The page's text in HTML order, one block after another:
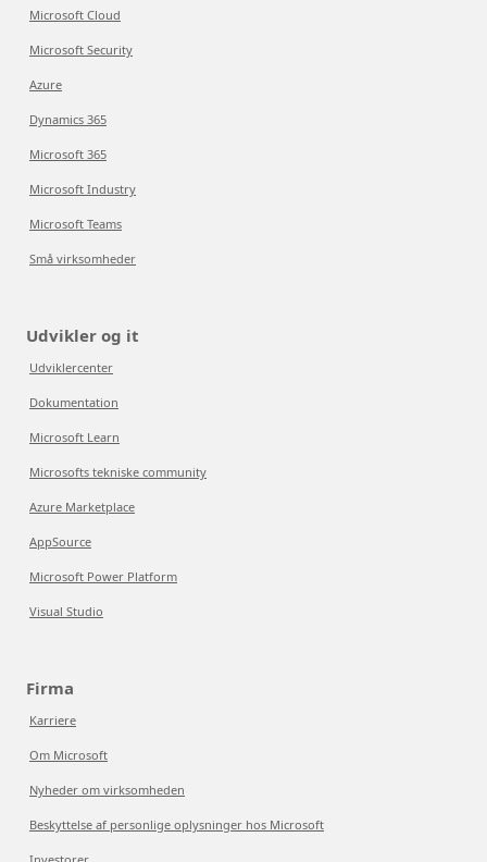
Microsoft Cloud
Microsoft Security
Azure
Dynamics 365
Microsoft 365
Microsoft Industry
Microsoft Teams
Små virksomheder
Udvikler og it
Udviklercenter
Dokumentation
Microsoft Learn
Microsofts tekniske community
Azure Marketplace
AppSource
Microsoft Power Platform
Visual Studio
Firma
Karriere
Om Microsoft
Nyheder om virksomheden
Beskyttelse af personlige oplysninger hos Microsoft